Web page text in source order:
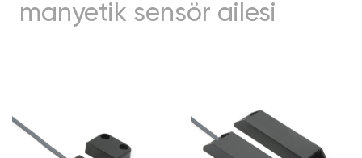
manyetik sensör ailesi